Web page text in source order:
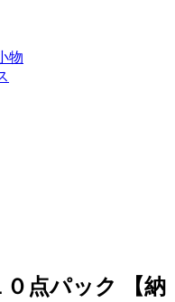
物
点パック 【納